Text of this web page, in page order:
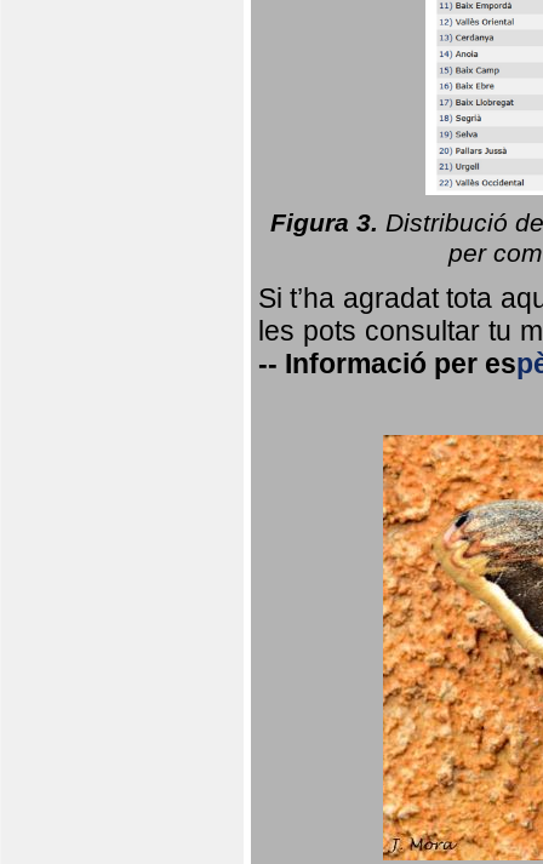
Figura 3. Distribució
per
Si t’ha agradat tota
les pots consultar tu
-- Informació per es